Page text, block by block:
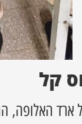
קל
ארד האלופה,